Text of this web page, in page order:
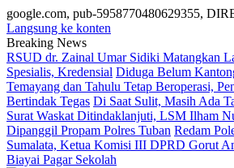
google.com, pub-5958770480629355,
Langsung ke konten
Breaking News
RSUD dr. Zainal Umar Sidiki Matangkan
Spesialis, Kredensial Diduga Belum
Temayang dan Tahulu Tetap Beroperasi,
Bertindak Tegas Di Saat Sulit, Masih Ada
Surat Waskat Ditindaklanjuti, LSM Ilham
Dipanggil Propam Polres Tuban Redam
Sumalata, Ketua Komisi III DPRD Gorut
Biayai Pagar Sekolah